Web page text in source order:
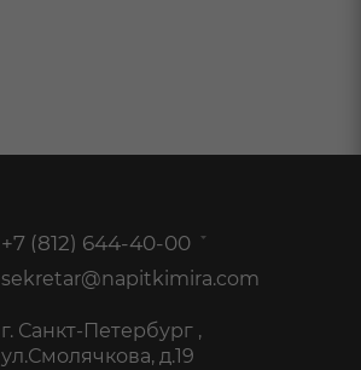
+7 (812) 644-40-00
sekretar@napitkimira.com
г. Санкт-Петербург ,
ул.Смолячкова, д.19